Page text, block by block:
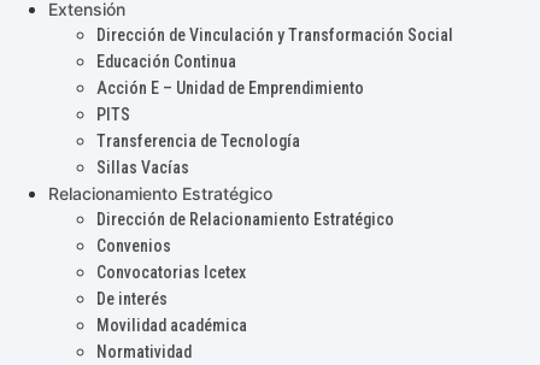
Extensión
Dirección de Vinculación y Transformación Social
Educación Continua
Acción E – Unidad de Emprendimiento
PITS
Transferencia de Tecnología
Sillas Vacías
Relacionamiento Estratégico
Dirección de Relacionamiento Estratégico
Convenios
Convocatorias Icetex
De interés
Movilidad académica
Normatividad